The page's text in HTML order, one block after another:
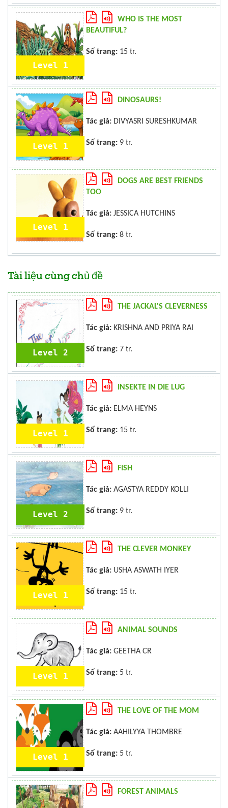
Level 1
WHO IS THE MOST
BEAUTIFUL?
Số trang: 15 tr.
Level 1
DINOSAURS!
Tác giả: DIVYASRI SURESHKUMAR
Số trang: 9 tr.
Level 1
DOGS ARE BEST FRIENDS
TOO
Tác giả: JESSICA HUTCHINS
Số trang: 8 tr.
Tài liệu cùng chủ đề
Level 2
THE JACKAL'S CLEVERNESS
Tác giả: KRISHNA AND PRIYA RAI
Số trang: 7 tr.
Level 1
INSEKTE IN DIE LUG
Tác giả: ELMA HEYNS
Số trang: 15 tr.
Level 2
FISH
Tác giả: AGASTYA REDDY KOLLI
Số trang: 9 tr.
Level 1
THE CLEVER MONKEY
Tác giả: USHA ASWATH IYER
Số trang: 15 tr.
Level 1
ANIMAL SOUNDS
Tác giả: GEETHA CR
Số trang: 5 tr.
Level 1
THE LOVE OF THE MOM
Tác giả: AAHILYYA THOMBRE
Số trang: 5 tr.
FOREST ANIMALS